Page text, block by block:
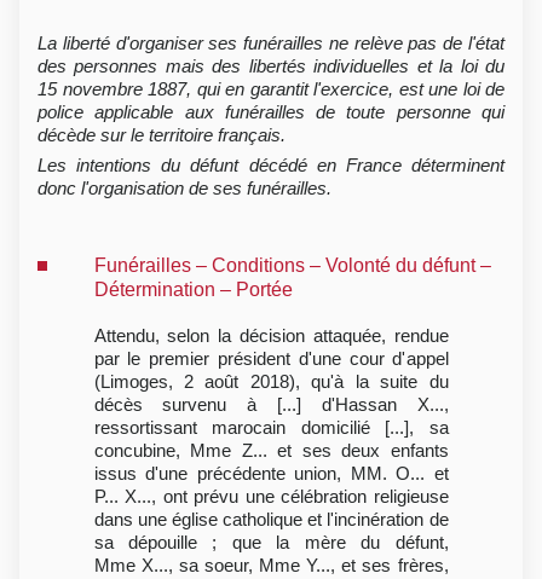
La liberté d'organiser ses funérailles ne relève pas de l'état
des personnes mais des libertés individuelles et la loi du
15 novembre 1887, qui en garantit l'exercice, est une loi de
police applicable aux funérailles de toute personne qui
décède sur le territoire français.
Les intentions du défunt décédé en France déterminent
donc l'organisation de ses funérailles.
Funérailles – Conditions – Volonté du défunt –
Détermination – Portée
Attendu, selon la décision attaquée, rendue
par le premier président d'une cour d'appel
(Limoges, 2 août 2018), qu'à la suite du
décès survenu à [...] d'Hassan X...,
ressortissant marocain domicilié [...], sa
concubine, Mme Z... et ses deux enfants
issus d'une précédente union, MM. O... et
P... X..., ont prévu une célébration religieuse
dans une église catholique et l'incinération de
sa dépouille ; que la mère du défunt,
Mme X..., sa soeur, Mme Y..., et ses frères,